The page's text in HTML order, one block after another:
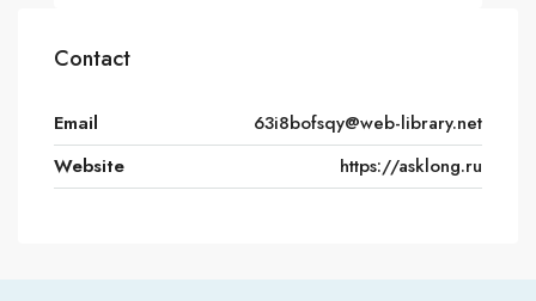
Contact
Email
63i8bofsqy@web-library.net
Website
https://asklong.ru